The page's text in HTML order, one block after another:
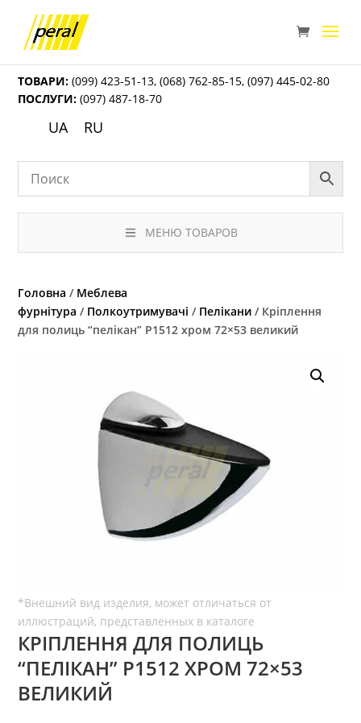
ТОВАРИ: (099) 423-51-13,(068) 762-85-15,(097) 445-02-80
ПОСЛУГИ: (097) 487-18-70
UA RU
МЕНЮ ТОВАРОВ
Головна / Меблева
фурнітура / Полкоутримувачі / Пелікани / Кріплення
для полиць “пелікан” Р1512 хром 72×53 великий
КРІПЛЕННЯ ДЛЯ ПОЛИЦЬ
“ПЕЛІКАН” Р1512 ХРОМ 72×53
ВЕЛИКИЙ